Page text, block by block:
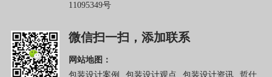
11095349号
微信扫一扫，添加联系
网站地图：
包装设计案例
包装设计观点 包装设计资讯
哲仕